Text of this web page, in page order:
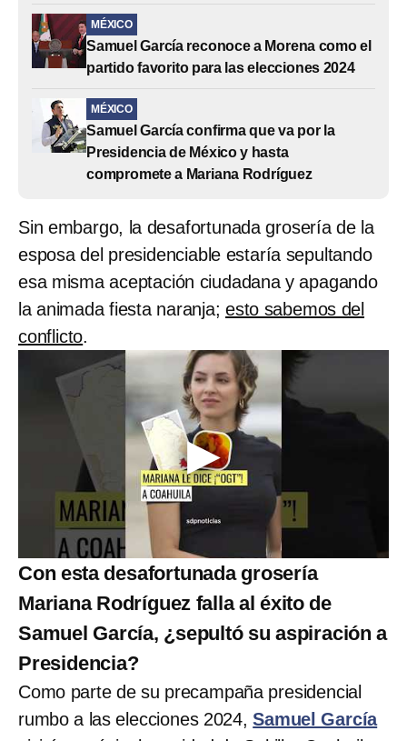
MÉXICO
Samuel García reconoce a Morena como el
partido favorito para las elecciones 2024
MÉXICO
Samuel García confirma que va por la
Presidencia de México y hasta
compromete a Mariana Rodríguez
Sin embargo, la desafortunada grosería de la
esposa del presidenciable estaría sepultando
esa misma aceptación ciudadana y apagando
la animada fiesta naranja;esto sabemos del
conflicto.
Con esta desafortunada grosería
Mariana Rodríguez falla al éxito de
Samuel García, ¿sepultó su aspiración a
Presidencia?
Como parte de su precampaña presidencial
rumbo a las elecciones 2024,Samuel García